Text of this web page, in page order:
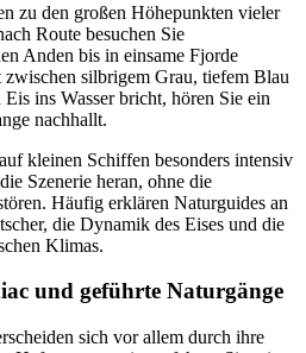
zu den großen Höhepunkten vieler
Route besuchen Sie
Anden bis in einsame Fjorde
silbrigem Grau, tiefem Blau
ins Wasser bricht, hören Sie ein
nachhallt.
kleinen Schiffen besonders intensiv
Szenerie heran, ohne die
Häufig erklären Naturguides an
die Dynamik des Eises und die
Klimas.
und geführte Naturgänge
sich vor allem durch ihre